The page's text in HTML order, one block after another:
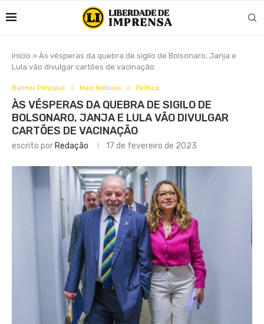
Início » Às vésperas da quebra de sigilo de Bolsonaro, Janja e
Lula vão divulgar cartões de vacinação
Banner Principal Mais Notícias Política
ÀS VÉSPERAS DA QUEBRA DE SIGILO DE
BOLSONARO, JANJA E LULA VÃO DIVULGAR
CARTÕES DE VACINAÇÃO
escrito por Redação 17 de fevereiro de 2023